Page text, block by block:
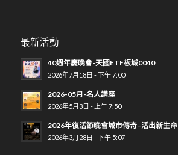
最新活動
40週年慶晚會-天國ETF板城0040
2026年7月18日 - 下午 7:00
2026-05月-名人講座
2026年5月3日 - 上午 7:50
2026年復活節晚會城市傳奇–活出新生命
2026年3月28日 - 下午 5:07